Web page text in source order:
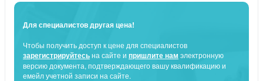
Для специалистов другая цена!
Чтобы получить доступ к цене для специалистов
зарегистрируйтесьна сайте и пришлите нам электронную
версию документа, подтверждающего вашу квалификацию и
емейл учетной записи на сайте.